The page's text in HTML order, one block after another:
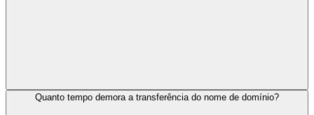
Quanto tempo demora a transferência do nome de domínio?